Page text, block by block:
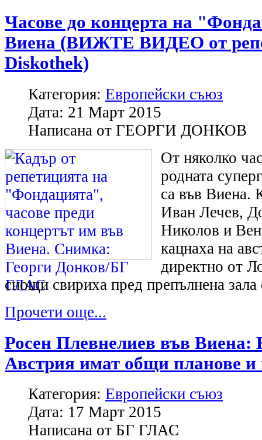
Часове до концерта на
Виена (ВИЖТЕ ВИДЕО от
Diskothek)
Категория: Европейски съюз
Дата: 21 Март 2015
Написана от ГЕОРГИ ДОНКОВ
От няколко
родната
са във Виена.
Иван Лечев,
Николов и
кацнаха на
директно от
снощи свириха пред препълнена зала
Прочети още...
Росен Плевнелиев във Виена:
Австрия имат общи планове и
Категория: Европейски съюз
Дата: 17 Март 2015
Написана от БГ ГЛАС